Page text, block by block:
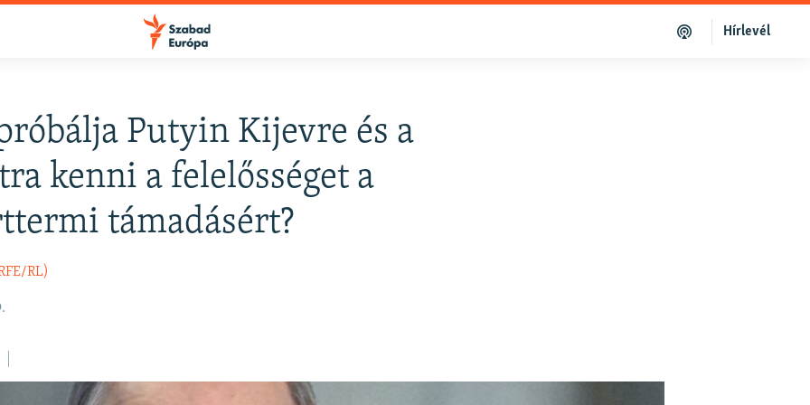
Hírlevél
Putyin Kijevre és a
kenni a felelősséget a
támadásért?
RL)
FELIRATKOZÁS
Apple Podcasts